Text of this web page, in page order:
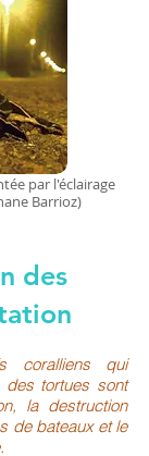
par l'éclairage
Barrioz)
des
coralliens qui
des tortues sont
la destruction
de bateaux et le